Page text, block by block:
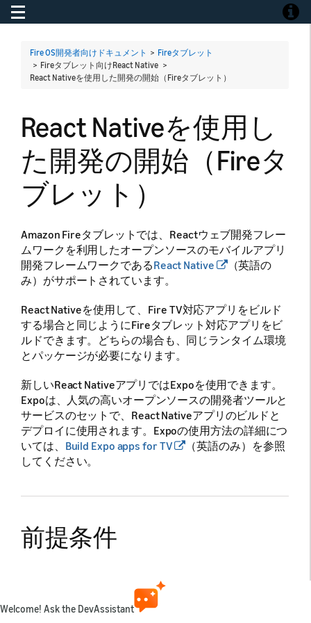
Toggle navigation
Fire OS開発者向けドキュメント > Fireタブレット
> Fireタブレット向けReact Native >
React Nativeを使用した開発の開始（Fireタブレット）
React Nativeを使用し
た開発の開始（Fireタ
ブレット）
Amazon Fireタブレットでは、Reactウェブ開発フレー
ムワークを利用したオープンソースのモバイルアプリ
開発フレームワークであるReact Native
（英語の
み）がサポートされています。
React Nativeを使用して、Fire TV対応アプリをビルド
する場合と同じようにFireタブレット対応アプリをビ
ルドできます。どちらの場合も、同じランタイム環境
とパッケージが必要になります。
新しいReact NativeアプリではExpoを使用できます。
Expoは、人気の高いオープンソースの開発者ツールと
サービスのセットで、React Nativeアプリのビルドと
デプロイに使用されます。Expoの使用方法の詳細につ
いては、 Build Expo apps for TV
（英語のみ）を参照
してください。
前提条件
React Nativeで開発を始めるには以下が必要です。
Node.js ： JavaScriptランタイム環境として
Welcome! Ask the DevAssistant